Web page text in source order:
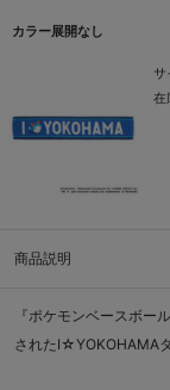
カラー展開なし
在
商品説明
『ポケモンベースボー
されたI☆YOKOHAMA